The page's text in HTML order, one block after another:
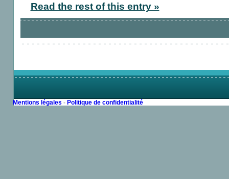
Read the rest of this entry »
Mentions légales - Politique de confidentialité